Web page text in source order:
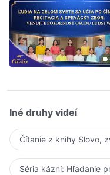
Iné druhy videí
Čítanie z knihy Slovo,
Séria kázní: Hľadanie